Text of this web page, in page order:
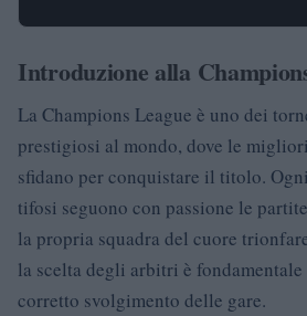
Introduzione alla
La Champions League è uno dei
prestigiosi al mondo, dove le
sfidano per conquistare il titolo.
tifosi seguono con passione le
la propria squadra del cuore
la scelta degli arbitri è
corretto svolgimento delle gare.